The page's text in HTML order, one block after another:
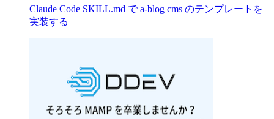
Claude Code SKILL.md で a-blog cms のテンプレートを
実装する